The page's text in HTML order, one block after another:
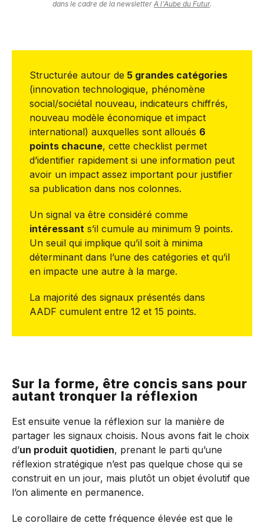
dans le cadre de la newsletter A l'Aube du Futur.
Structurée autour de 5 grandes catégories
(innovation technologique, phénomène
social/sociétal nouveau, indicateurs chiffrés,
nouveau modèle économique et impact
international) auxquelles sont alloués 6
points chacune, cette checklist permet
d’identifier rapidement si une information peut
avoir un impact assez important pour justifier
sa publication dans nos colonnes.
Un signal va être considéré comme
intéressant s’il cumule au minimum 9 points.
Un seuil qui implique qu’il soit à minima
déterminant dans l’une des catégories et qu’il
en impacte une autre à la marge.
La majorité des signaux présentés dans
AADF cumulent entre 12 et 15 points.
Sur la forme, être concis sans pour
autant tronquer la réflexion
Est ensuite venue la réflexion sur la manière de
partager les signaux choisis. Nous avons fait le choix
d’un produit quotidien, prenant le parti qu’une
réflexion stratégique n’est pas quelque chose qui se
construit en un jour, mais plutôt un objet évolutif que
l’on alimente en permanence.
Le corollaire de cette fréquence élevée est que le